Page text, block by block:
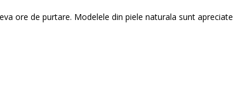
ore de purtare. Modelele din piele naturala sunt apreciate